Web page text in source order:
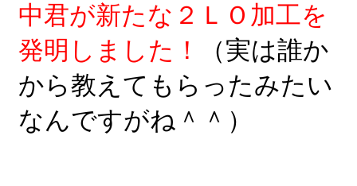
中君が新たな２ＬＯ加工を
発明しました！
（実は誰か
から教えてもらったみたい
なんですがね＾＾）